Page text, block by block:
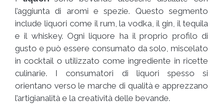
l’aggiunta di aromi e spezie. Questo segmento
include liquori come il rum, la vodka, il gin, il tequila
e il whiskey. Ogni liquore ha il proprio profilo di
gusto e può essere consumato da solo, miscelato
in cocktail o utilizzato come ingrediente in ricette
culinarie. I consumatori di liquori spesso si
orientano verso le marche di qualità e apprezzano
l’artigianalità e la creatività delle bevande.